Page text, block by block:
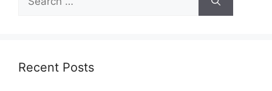
Recent Posts